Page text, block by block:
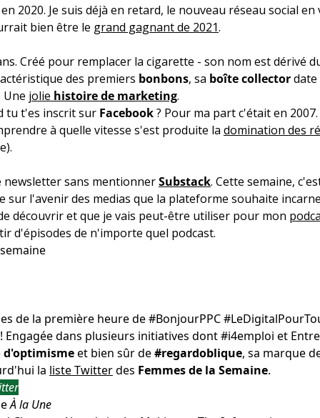
2020. Je suis déjà en retard, le nouveau réseau social en
bien être le grand gagnant de 2021.
Créé pour remplacer la cigarette - son nom est dérivé
des premiers bonbons, sa boîte collectordate
jolie histoire de marketing.
tu t'es inscrit sur Facebook? Pour ma part c'était en
à quelle vitesse s'est produite la domination des
newsletter sans mentionnerSubstack. Cette semaine,
l'avenir des medias que la plateforme souhaite
découvrir et que je vais peut-être utiliser pour mon
d'épisodes de n'importe quel podcast.
de la première heure de #BonjourPPC
Engagée dans plusieurs initiatives dont #i4emploi et
d'optimismeet bien sûr de#regardoblique, sa marque
la liste Twitterdes Femmes de la Semaine.
À la Une